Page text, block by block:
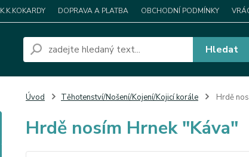
K.K.KOKARDY DOPRAVA A PLATBA OBCHODNÍ PODMÍNKY
Hledat
Úvod Těhotenství/Nošení/Kojení/Kojicí korále Hrdě
Hrdě nosím Hrnek "Káva"